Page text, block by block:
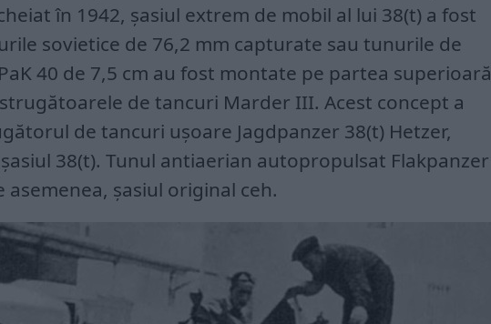
în 1942, șasiul extrem de mobil al lui 38(t) a fost
sovietice de 76,2 mm capturate sau tunurile de
40 de 7,5 cm au fost montate pe partea superioară
de tancuri Marder III. Acest concept a
de tancuri ușoare Jagdpanzer 38(t) Hetzer,
38(t). Tunul antiaerian autopropulsat Flakpanzer
asemenea, șasiul original ceh.